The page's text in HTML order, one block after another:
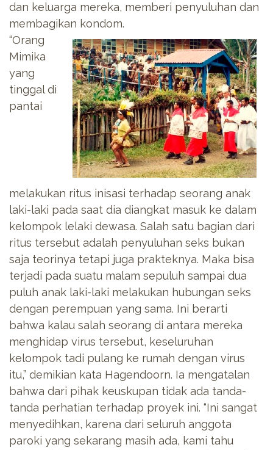
dan keluarga mereka, memberi penyuluhan dan
membagikan kondom.
“Orang
Mimika
yang
tinggal di
pantai
melakukan ritus inisasi terhadap seorang anak
laki-laki pada saat dia diangkat masuk ke dalam
kelompok lelaki dewasa. Salah satu bagian dari
ritus tersebut adalah penyuluhan seks bukan
saja teorinya tetapi juga prakteknya. Maka bisa
terjadi pada suatu malam sepuluh sampai dua
puluh anak laki-laki melakukan hubungan seks
dengan perempuan yang sama. Ini berarti
bahwa kalau salah seorang di antara mereka
menghidap virus tersebut, keseluruhan
kelompok tadi pulang ke rumah dengan virus
itu,” demikian kata Hagendoorn. Ia mengatalan
bahwa dari pihak keuskupan tidak ada tanda-
tanda perhatian terhadap proyek ini. “Ini sangat
menyedihkan, karena dari seluruh anggota
paroki yang sekarang masih ada, kami tahu